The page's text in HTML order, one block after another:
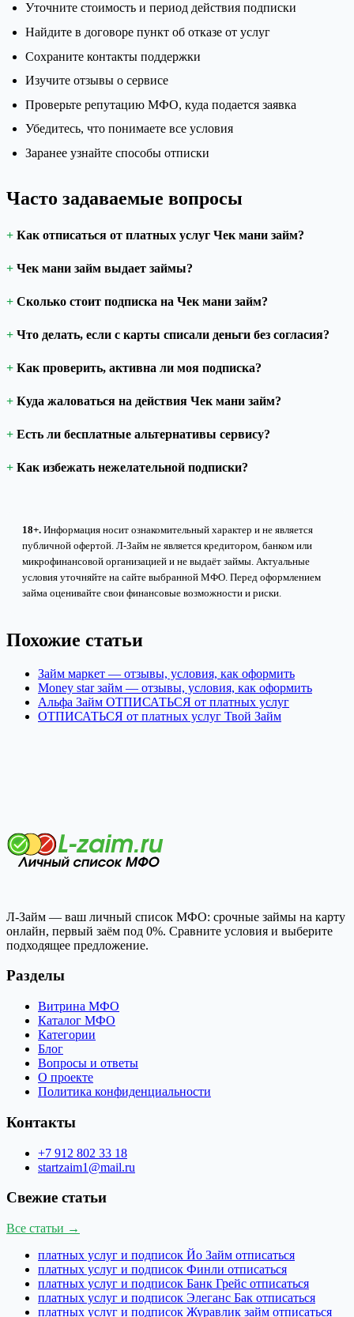
Уточните стоимость и период действия подписки
Найдите в договоре пункт об отказе от услуг
Сохраните контакты поддержки
Изучите отзывы о сервисе
Проверьте репутацию МФО, куда подается заявка
Убедитесь, что понимаете все условия
Заранее узнайте способы отписки
Часто задаваемые вопросы
Как отписаться от платных услуг Чек мани займ?
Чек мани займ выдает займы?
Сколько стоит подписка на Чек мани займ?
Что делать, если с карты списали деньги без согласия?
Как проверить, активна ли моя подписка?
Куда жаловаться на действия Чек мани займ?
Есть ли бесплатные альтернативы сервису?
Как избежать нежелательной подписки?
18+. Информация носит ознакомительный характер и не является
публичной офертой. Л-Займ не является кредитором, банком или
микрофинансовой организацией и не выдаёт займы. Актуальные
условия уточняйте на сайте выбранной МФО. Перед оформлением
займа оценивайте свои финансовые возможности и риски.
Похожие статьи
Займ маркет — отзывы, условия, как оформить
Money star займ — отзывы, условия, как оформить
Альфа Займ ОТПИСАТЬСЯ от платных услуг
ОТПИСАТЬСЯ от платных услуг Твой Займ
Л-Займ — ваш личный список МФО: срочные займы на карту
онлайн, первый заём под 0%. Сравните условия и выберите
подходящее предложение.
Разделы
Витрина МФО
Каталог МФО
Категории
Блог
Вопросы и ответы
О проекте
Политика конфиденциальности
Контакты
+7 912 802 33 18
startzaim1@mail.ru
Свежие статьи
Все статьи →
платных услуг и подписок Йо Займ отписаться
платных услуг и подписок Финли отписаться
платных услуг и подписок Банк Грейс отписаться
платных услуг и подписок Элеганс Бак отписаться
платных услуг и подписок Журавлик займ отписаться